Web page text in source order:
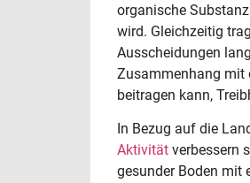
organische
wird. Gleichzeitig
Ausscheidungen
Zusammenhang mit
beitragen kann,
In Bezug auf die
Aktivität verbessern
gesunder Boden mit